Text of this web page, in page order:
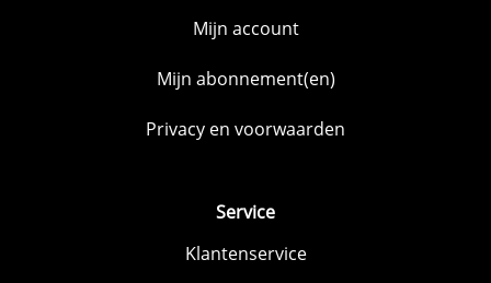
Mijn account
Mijn abonnement(en)
Privacy en voorwaarden
Service
Klantenservice